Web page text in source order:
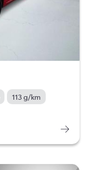
113 g/km